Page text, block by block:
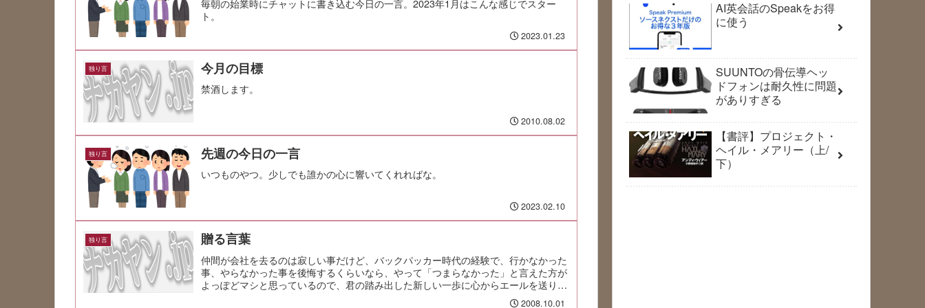
毎朝の始業時にチャットに書き込む今日の一言。2023年1月はこんな感じでスター
ト。
2023.01.23
独り言 今月の目標
禁酒します。
2010.08.02
独り言 先週の今日の一言
いつものやつ。少しでも誰かの心に響いてくれればな。
2023.02.10
独り言 贈る言葉
仲間が会社を去るのは寂しい事だけど、バックパッカー時代の経験で、行かなかった
事、やらなかった事を後悔するくらいなら、やって「つまらなかった」と言えた方が
よっぽどマシと思っているので、君の踏み出した新しい一歩に心からエールを送りた
2008.10.01
AI英会話のSpeakをお得
に使う
SUUNTOの骨伝導ヘッ
ドフォンは耐久性に問題
がありすぎる
【書評】プロジェクト・
ヘイル・メアリー（上/
下）